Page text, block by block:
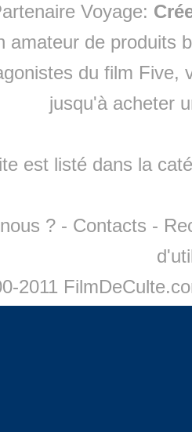
Voyage:
amateur de produits
du film Five,
jusqu'à acheter
est listé dans la
? - Contacts -
2011